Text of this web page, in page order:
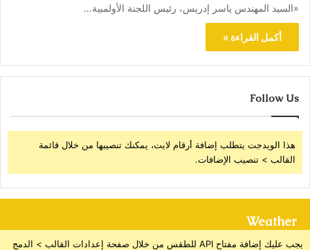
«السيد المهندس ياسر إدريس، رئيس اللجنة الأولمبية…
أكمل القراءة »
Follow Us
هذا الويدجت يتطلب إضافة أرقام لايت، يمكنك تنصيبها من خلال قائمة
القالب > تنصيب الإضافات.
Weather
يجب عليك إضافة مفتاح API للطقس من خلال صفحة إعدادات القالب > الدمج